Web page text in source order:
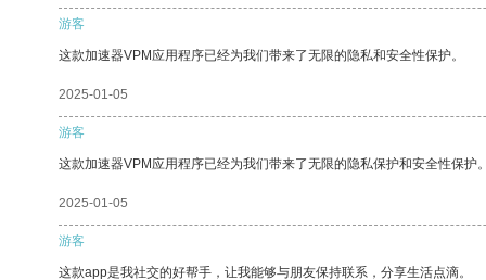
游客
这款加速器VPM应用程序已经为我们带来了无限的隐私和安全性保护。
2025-01-05
游客
这款加速器VPM应用程序已经为我们带来了无限的隐私保护和安全性保护
2025-01-05
游客
这款app是我社交的好帮手，让我能够与朋友保持联系，分享生活点滴。